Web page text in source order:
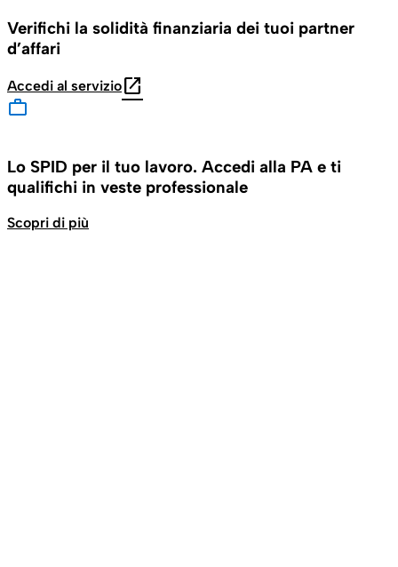
Verifichi la solidità finanziaria dei tuoi partner
d’affari
Accedi al servizioopen_in_new
Lo SPID per il tuo lavoro. Accedi alla PA e ti
qualifichi in veste professionale
Scopri di più